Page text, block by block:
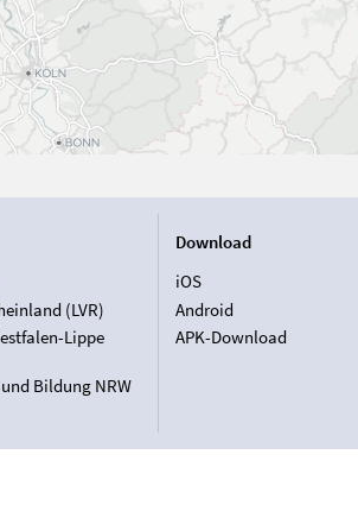
(LVR)
Lippe
Bildung NRW
Download
iOS
Android
APK-Download